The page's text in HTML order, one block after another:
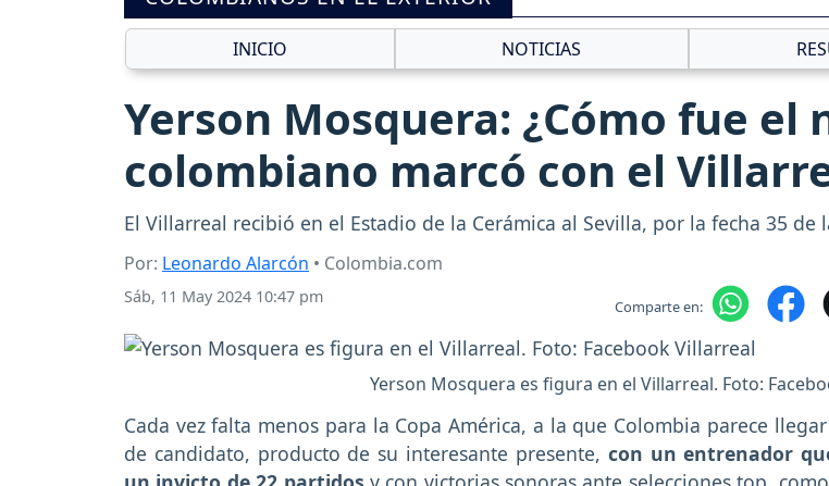
INICIO NOTICIAS
Yerson Mosquera: ¿Cómo fue el
colombiano marcó con el
El Villarreal recibió en el Estadio de la Cerámica al Sevilla, por la fecha 35 de
Por: Leonardo Alarcón • Colombia.com
Sáb, 11 May 2024 10:47 pm Comparte en:
Yerson Mosquera es figura en el Villarreal. Foto:
Cada vez falta menos para la Copa América, a la que Colombia parece
de candidato, producto de su interesante presente, con un entrenador